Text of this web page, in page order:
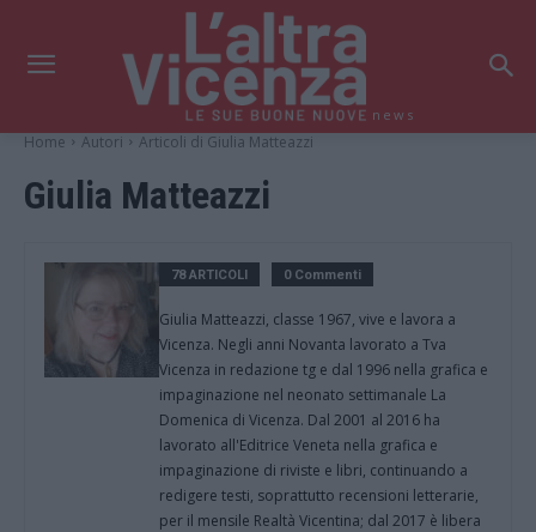
news
Home Autori Articoli di Giulia Matteazzi
Giulia Matteazzi
78 ARTICOLI 0 Commenti
Giulia Matteazzi, classe 1967, vive e lavora a
Vicenza. Negli anni Novanta lavorato a Tva
Vicenza in redazione tg e dal 1996 nella grafica e
impaginazione nel neonato settimanale La
Domenica di Vicenza. Dal 2001 al 2016 ha
lavorato all'Editrice Veneta nella grafica e
impaginazione di riviste e libri, continuando a
redigere testi, soprattutto recensioni letterarie,
per il mensile Realtà Vicentina; dal 2017 è libera